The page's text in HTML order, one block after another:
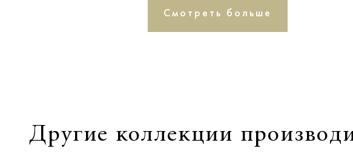
Смотреть больше
Другие коллекции